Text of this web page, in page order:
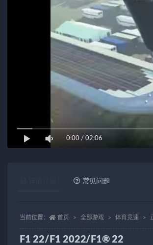
0:00 / 02:06
常见问题
当前位置： 首页 全部游戏 体育竞速
F1 22/F1 2022/F1® 22